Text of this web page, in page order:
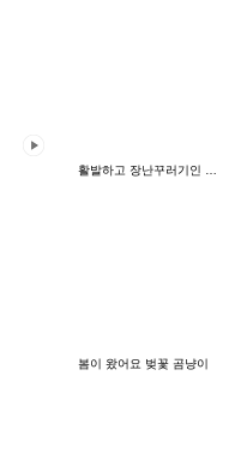
봄이 왔어요 벚꽃 곰냥이